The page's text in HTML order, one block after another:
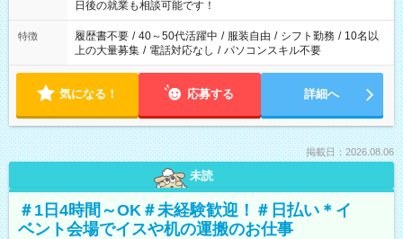
の方へ 今ご覧のお仕事で希望する勤務時間と、もう1つのお仕事
の勤務時間。 合計で週40時間を超える場合は応募できません。
日後の就業も相談可能です！
特徴 履歴書不要 / 40～50代活躍中 / 服装自由 / シフト勤務 / 10名以
上の大量募集 / 電話対応なし / パソコンスキル不要
気になる！ 応募する 詳細へ
掲載日：2026.08.06
未読
＃1日4時間～OK＃未経験歓迎！＃日払い＊イ
ベント会場でイスや机の運搬のお仕事